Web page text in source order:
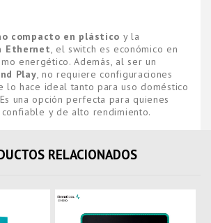
compacto en plástico y la
Ethernet, el switch es económico en
energético. Además, al ser un
Play, no requiere configuraciones
lo hace ideal tanto para uso doméstico
una opción perfecta para quienes
y de alto rendimiento.
RELACIONADOS